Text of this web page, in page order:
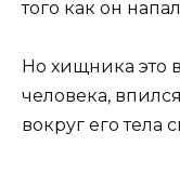
Но хищника это
человека,
вокруг его